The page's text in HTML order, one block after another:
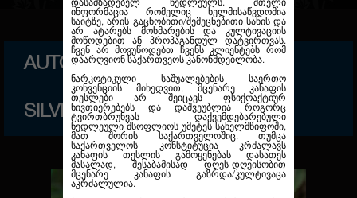
დასამზადებელ ნედლეულს. მთელი
ინფორმაცია რომელიც ხელმისაწვდომია
საიტზე, არის გაცნობითი/შემეცნებითი სახის და
არ ატარებს მოხმარების და კულტივაციის
მოწოდებით ან პროპაგანდულ დატვირთვას.
ჩვენ არ მოვუწოდებთ ჩვენს კლიენტებს რომ
დაარღვიონ საქართვეოს კანონმდებლობა.
ნარკოტიკული საშუალებების საერთო
კონვენციის მიხედვით, მცენარე კანაფის
თესლები არ შეიცავს ფსიქოაქტიურ
ნივთიერებებს და დაშვეუბლია როგორც
ტვირთბრუნვას დაქვემდებარებული
ნედლეული მსოფლიოს უმეტეს სახელმწიფოში,
მათ შორის საქართველოშიც. თუმცა
საქართველოს კონსტიტუცია კრძალავს
კანაფის თესლის გამოყენებას დასათეს
მასალად, შესაბამისად დღეს-დღეისობით
მცენარე კანაფის გაზრდა/კულტივაცა
აკრძალულია.
AUTO BOSS HOGG FEMINISED
SILVER